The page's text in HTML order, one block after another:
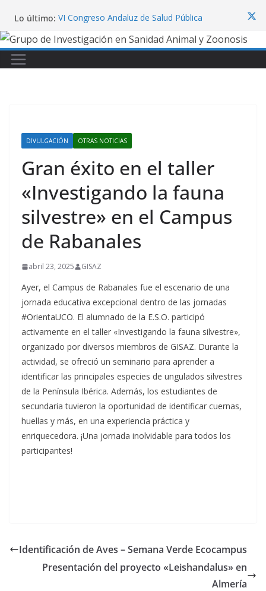
contenido
Lo último: VI Congreso Andaluz de Salud Pública
Finaliza el curso “Técnicas y
Aplicaciones de la Microscopía”
Unveiling the clinical signs and
Congreso internacional “Tackling
Emerging Vector-Borne Diseases in
Europe: Building Research Networks”
DIVULGACIÓN OTRAS NOTICIAS
Gran éxito en el taller
«Investigando la fauna
silvestre» en el Campus
de Rabanales
abril 23, 2025 GISAZ
Ayer, el Campus de Rabanales fue el escenario de una
jornada educativa excepcional dentro de las jornadas
#OrientaUCO. El alumnado de la E.S.O. participó
activamente en el taller «Investigando la fauna silvestre»,
organizado por diversos miembros de GISAZ. Durante la
actividad, se ofreció un seminario para aprender a
identificar las principales especies de ungulados silvestres
de la Península Ibérica. Además, los estudiantes de
secundaria tuvieron la oportunidad de identificar cuernas,
huellas y más, en una experiencia práctica y
enriquecedora. ¡Una jornada inolvidable para todos los
participantes!
Identificación de Aves – Semana Verde Ecocampus
Presentación del proyecto «Leishandalus» en
Almería